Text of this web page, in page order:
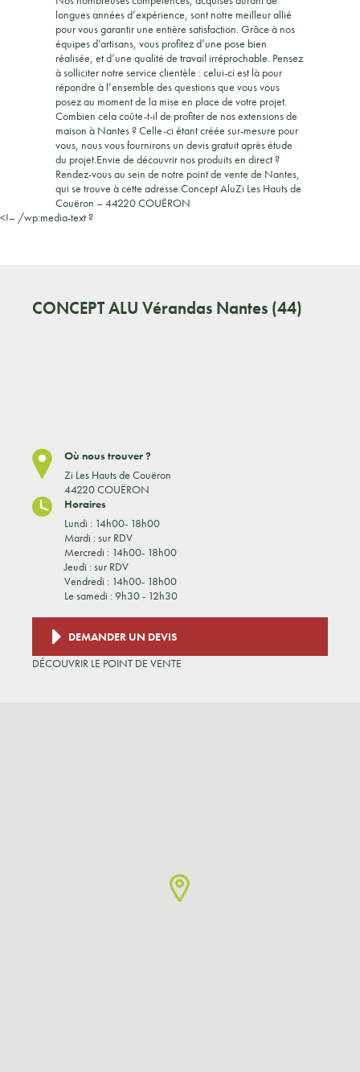
longues années d’expérience, sont notre meilleur allié
pour vous garantir une entière satisfaction. Grâce à nos
équipes d’artisans, vous profitez d’une pose bien
réalisée, et d’une qualité de travail irréprochable. Pensez
à solliciter notre service clientèle : celui-ci est là pour
répondre à l’ensemble des questions que vous vous
posez au moment de la mise en place de votre projet.
Combien cela coûte-t-il de profiter de nos extensions de
maison à Nantes ? Celle-ci étant créée sur-mesure pour
vous, nous vous fournirons un devis gratuit après étude
du projet.Envie de découvrir nos produits en direct ?
Rendez-vous au sein de notre point de vente de Nantes,
qui se trouve à cette adresse.Concept AluZi Les Hauts de
Couëron – 44220 COUËRON
<!– /wp:media-text ?
CONCEPT ALU Vérandas Nantes (44)
Où nous trouver ?
Zi Les Hauts de Couëron
44220 COUËRON
Horaires
Lundi : 14h00- 18h00
Mardi : sur RDV
Mercredi : 14h00- 18h00
Jeudi : sur RDV
Vendredi : 14h00- 18h00
Le samedi : 9h30 - 12h30
DEMANDER UN DEVIS
DÉCOUVRIR LE POINT DE VENTE